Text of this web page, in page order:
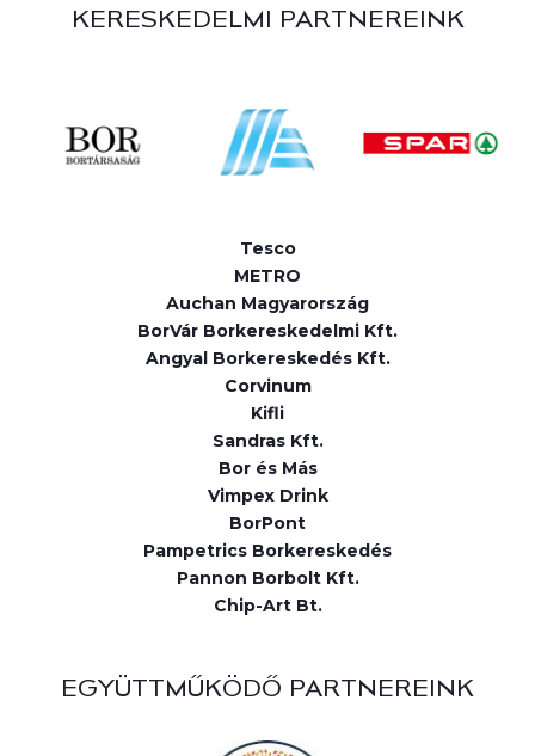
KERESKEDELMI PARTNEREINK
Tesco
METRO
Auchan Magyarország
BorVár Borkereskedelmi Kft.
Angyal Borkereskedés Kft.
Corvinum
Kifli
Sandras Kft.
Bor és Más
Vimpex Drink
BorPont
Pampetrics Borkereskedés
Pannon Borbolt Kft.
Chip-Art Bt.
EGYÜTTMŰKÖDŐ PARTNEREINK